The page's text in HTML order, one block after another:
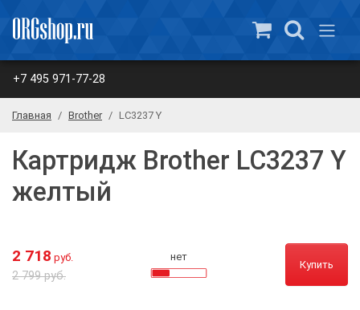
+7 495 971-77-28
Главная Brother LC3237 Y
Картридж Brother LC3237 Y
желтый
2 718 руб.
2 799 руб.
нет
Купить